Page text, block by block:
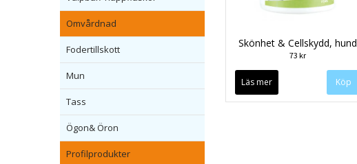
Omvårdnad
Fodertillskott
Mun
Tass
Ögon& Öron
Profilprodukter
Skönhet & Cellskydd, hund
73 kr
Läs mer